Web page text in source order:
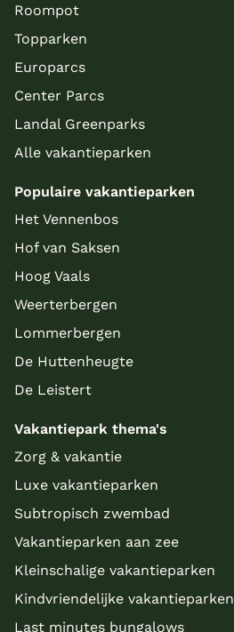
Roompot
Topparken
Europarcs
Center Parcs
Landal Greenparks
Alle vakantieparken
Populaire vakantieparken
Het Vennenbos
Hof van Saksen
Hoog Vaals
Weerterbergen
Lommerbergen
De Huttenheugte
De Leistert
Vakantiepark thema's
Zorg & vakantie
Luxe vakantieparken
Subtropisch zwembad
Vakantieparken aan zee
Kleinschalige vakantieparken
Kindvriendelijke vakantieparken
Last minutes bungalows